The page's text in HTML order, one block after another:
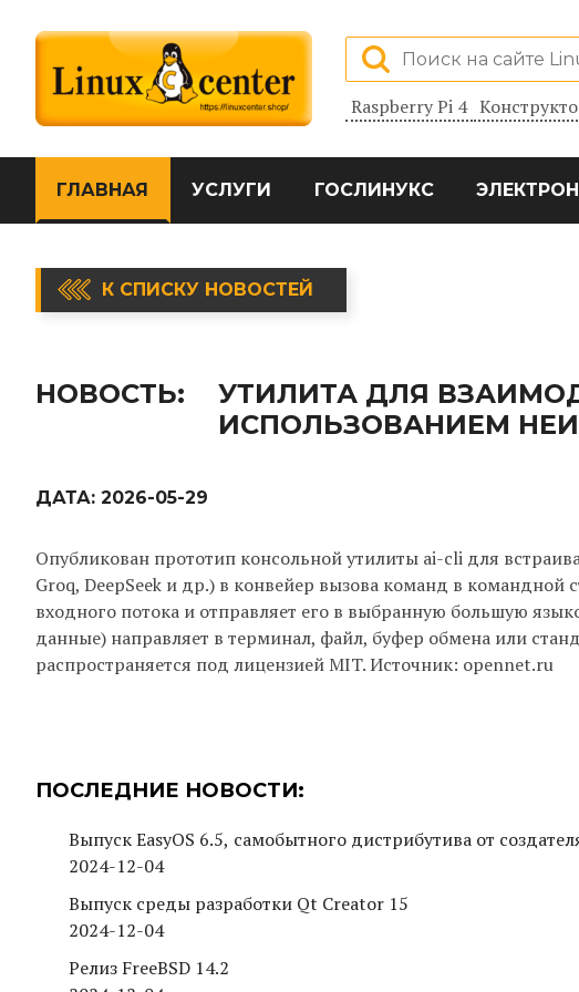
Raspberry Pi 4
ГЛАВНАЯ УСЛУГИ ГОСЛИНУКС
К СПИСКУ НОВОСТЕЙ
НОВОСТЬ:
УТИЛИТА ДЛЯ
ИСПОЛЬЗОВАНИЕМ
ДАТА: 2026-05-29
Опубликован прототип консольной утилиты ai-cli для
Groq, DeepSeek и др.) в конвейер вызова команд в командной
входного потока и отправляет его в выбранную большую
данные) направляет в терминал, файл, буфер обмена или
распространяется под лицензией MIT. Источник: opennet.ru
ПОСЛЕДНИЕ НОВОСТИ:
Выпуск EasyOS 6.5, самобытного дистрибутива от
2024-12-04
Выпуск среды разработки Qt Creator 15
2024-12-04
Релиз FreeBSD 14.2